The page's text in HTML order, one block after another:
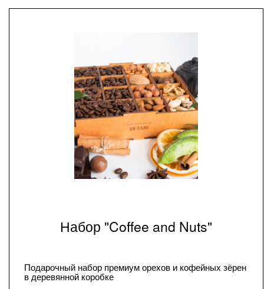
Набор "Coffee and Nuts"
Подарочный набор премиум орехов и кофейных зёрен
в деревянной коробке